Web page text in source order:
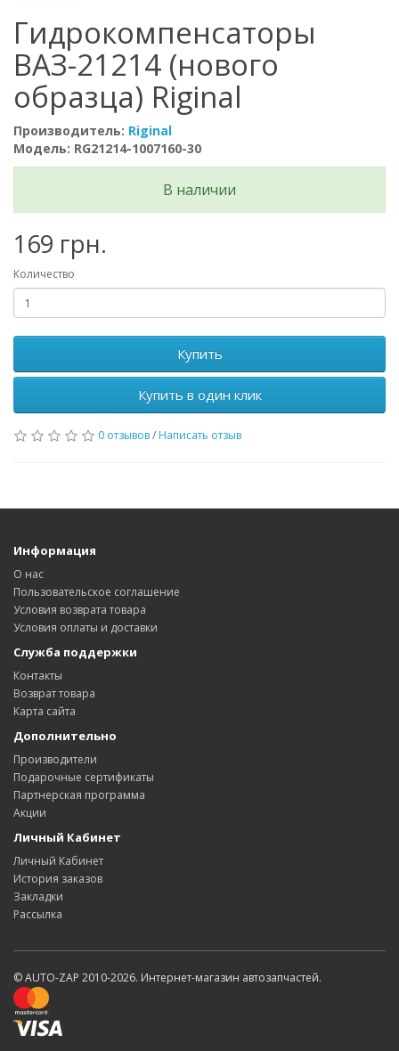
Гидрокомпенсаторы
ВАЗ-21214 (нового
образца) Riginal
Производитель: Riginal
Модель: RG21214-1007160-30
В наличии
169 грн.
Количество
Купить
Купить в один клик
0 отзывов/ Написать отзыв
Информация
О нас
Пользовательское соглашение
Условия возврата товара
Условия оплаты и доставки
Служба поддержки
Контакты
Возврат товара
Карта сайта
Дополнительно
Производители
Подарочные сертификаты
Партнерская программа
Акции
Личный Кабинет
Личный Кабинет
История заказов
Закладки
Рассылка
© AUTO-ZAP 2010-2026. Интернет-магазин автозапчастей.